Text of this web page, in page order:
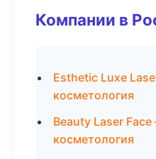
Компании в
Esthetic Luxe
косметология
Beauty Laser
косметология